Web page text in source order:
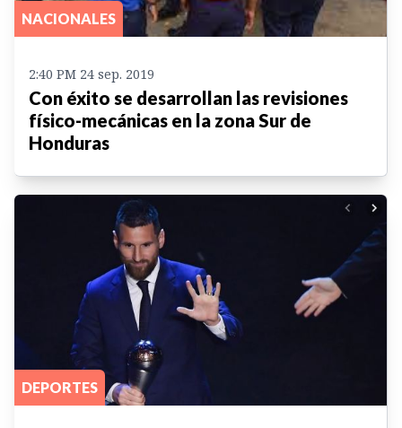
NACIONALES
2:40 PM 24 sep. 2019
Con éxito se desarrollan las revisiones
físico-mecánicas en la zona Sur de
Honduras
DEPORTES